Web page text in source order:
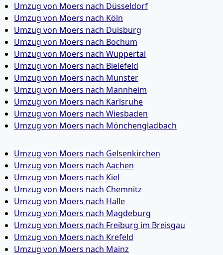
Umzug von Moers nach Düsseldorf
Umzug von Moers nach Köln
Umzug von Moers nach Duisburg
Umzug von Moers nach Bochum
Umzug von Moers nach Wuppertal
Umzug von Moers nach Bielefeld
Umzug von Moers nach Münster
Umzug von Moers nach Mannheim
Umzug von Moers nach Karlsruhe
Umzug von Moers nach Wiesbaden
Umzug von Moers nach Mönchen­gladbach
Umzug von Moers nach Gelsenkirchen
Umzug von Moers nach Aachen
Umzug von Moers nach Kiel
Umzug von Moers nach Chemnitz
Umzug von Moers nach Halle
Umzug von Moers nach Magdeburg
Umzug von Moers nach Freiburg im Breisgau
Umzug von Moers nach Krefeld
Umzug von Moers nach Mainz